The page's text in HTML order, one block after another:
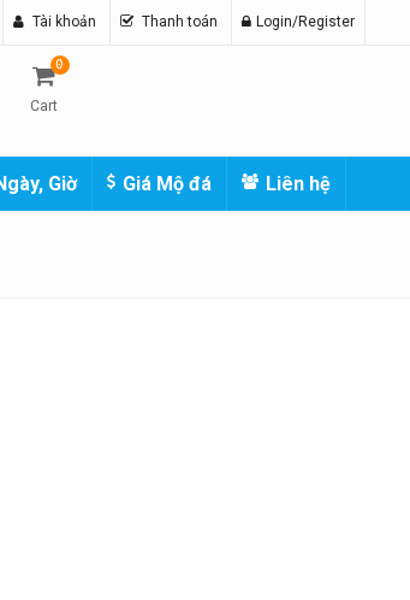
Tài khoản Thanh toán Login/Register
0
Cart
Giờ Giá Mộ đá Liên hệ